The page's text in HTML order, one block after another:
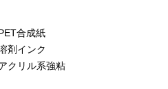
合成紙
剤インク
クリル系強粘